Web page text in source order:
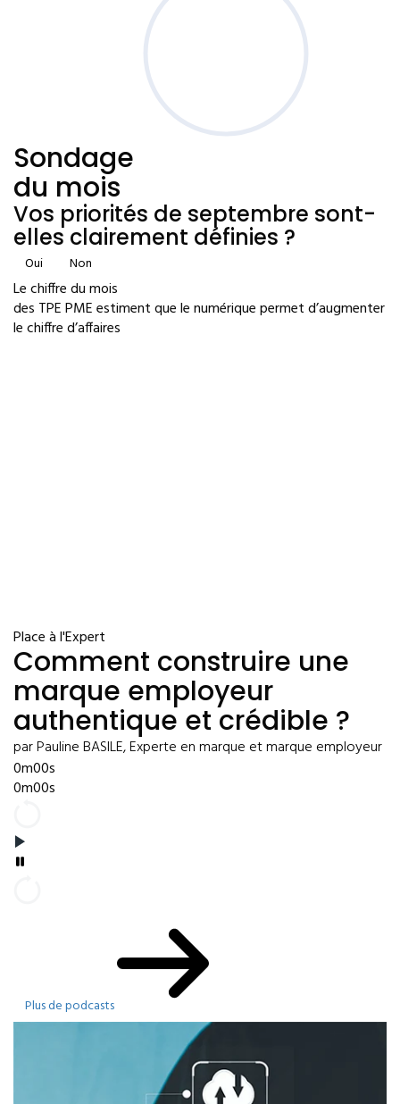
Sondage
du mois
Vos priorités de septembre sont-
elles clairement définies ?
Oui Non
Le chiffre du mois
des TPE PME estiment que le numérique permet d’augmenter
le chiffre d’affaires
Place à l'Expert
Comment construire une
marque employeur
authentique et crédible ?
par Pauline BASILE, Experte en marque et marque employeur
0m00s
0m00s
Plus de podcasts